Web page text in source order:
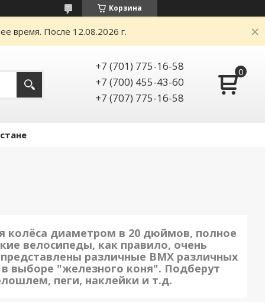
Корзина
время. После 12.08.2026 г.
+7 (701) 775-16-58
+7 (700) 455-43-60
+7 (707) 775-16-58
колёса диаметром в 20 дюймов, полное
велосипеды, как правило, очень
различные BMX различных
выборе "железного коня". Подберут
пеги, наклейки и т.д.